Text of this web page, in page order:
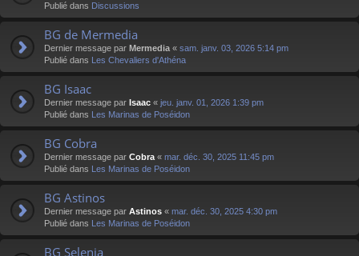
Publié dans Discussions
BG de Mermedia
Dernier message par Mermedia « sam. janv. 03, 2026 5:14 pm
Publié dans Les Chevaliers d'Athéna
BG Isaac
Dernier message par Isaac « jeu. janv. 01, 2026 1:39 pm
Publié dans Les Marinas de Poséidon
BG Cobra
Dernier message par Cobra « mar. déc. 30, 2025 11:45 pm
Publié dans Les Marinas de Poséidon
BG Astinos
Dernier message par Astinos « mar. déc. 30, 2025 4:30 pm
Publié dans Les Marinas de Poséidon
BG Selenia